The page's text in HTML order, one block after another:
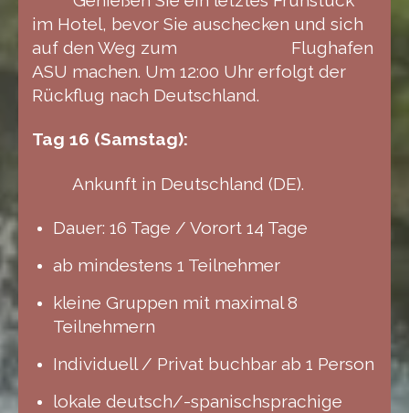
im Hotel, bevor Sie auschecken und sich
auf den Weg zum Flughafen
ASU machen. Um 12:00 Uhr erfolgt der
Rückflug nach Deutschland.
Tag 16 (Samstag):
Ankunft in Deutschland (DE).
Dauer: 16 Tage / Vorort 14 Tage
ab mindestens 1 Teilnehmer
kleine Gruppen mit maximal 8
Teilnehmern
Individuell / Privat buchbar ab 1 Person
lokale deutsch/-spanischsprachige